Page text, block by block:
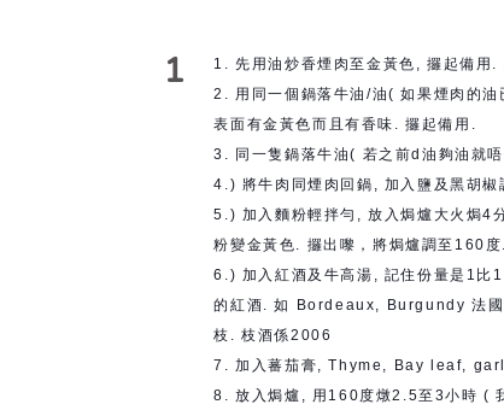
1
1. 先用油炒香煙肉至金黃色, 攞起備用
2. 用同一個鍋落牛油/油( 如果煙肉的
表面有金黃色而且有香味. 攞起備用.
3. 同一隻鍋落牛油( 若之前d油夠油就
4.) 將牛肉同煙肉回鍋, 加入鹽及黑胡
5.) 加入麵粉輕拌勻, 放入焗爐大火焗4
粉變金黃色. 攞出嚟，將焗爐調至160度.
6.) 加入紅酒及牛高湯, 記住份量是1
的紅酒. 如 Bordeaux, Burgundy 法國
枝. 枝酒係2006
7. 加入蕃茄膏, Thyme, Bay leaf,
8. 放入焗爐, 用160度燉2.5至3小時 (